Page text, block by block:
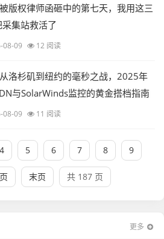
被版权律师函砸中的第七天，我用这三
集站救活了
08-09 12 阅读
从洛杉矶到纽约的毫秒之战，2025年
与SolarWinds监控的黄金搭档指南
08-09 11 阅读
4 5 6 7 8 9
末页 共 187 页
更多